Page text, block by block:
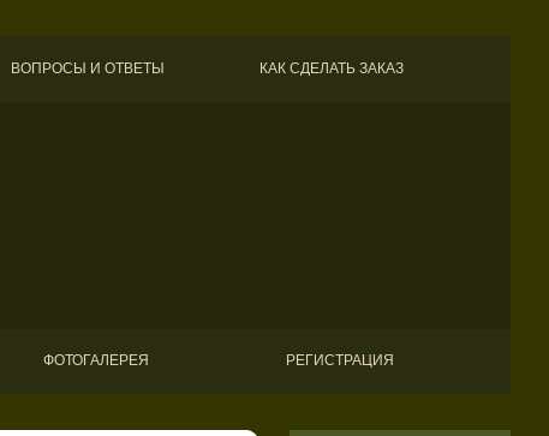
ВОПРОСЫ И ОТВЕТЫ КАК СДЕЛАТЬ ЗАКАЗ
ФОТОГАЛЕРЕЯ РЕГИСТРАЦИЯ